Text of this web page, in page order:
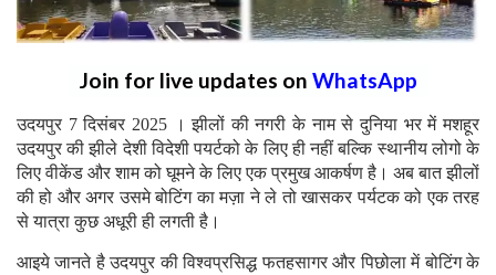
Join for live updates on WhatsApp
उदयपुर 7 दिसंबर 2025 । झीलों की नगरी के नाम से दुनिया भर में मशहूर
उदयपुर की झीले देशी विदेशी पयर्टको के लिए ही नहीं बल्कि स्थानीय लोगो के
लिए वीकेंड और शाम को घूमने के लिए एक प्रमुख आकर्षण है। अब बात झीलों
की हो और अगर उसमे बोटिंग का मज़ा ने ले तो खासकर पर्यटक को एक तरह
से यात्रा कुछ अधूरी ही लगती है।
आइये जानते है उदयपुर की विश्वप्रसिद्ध फतहसागर और पिछोला में बोटिंग के